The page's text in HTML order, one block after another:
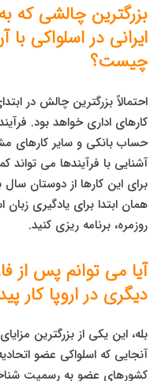
بزرگترین چالشی که
ایرانی در اسلواکی
چیست؟
احتمالاً بزرگترین چالش در
کارهای اداری خواهد بود.
حساب بانکی و سایر کارهای
آشنایی با فرآیندها می
برای این کارها از دوستان سال
همان ابتدا برای یادگیری
روزمره، برنامه ریزی کنید.
آیا می توانم پس از
دیگری در اروپا کار
بله، این یکی از بزرگترین
آنجایی که اسلواکی عضو
کشورهای عضو به رسمیت